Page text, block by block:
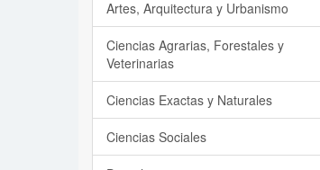
Artes, Arquitectura y Urbanismo
Ciencias Agrarias, Forestales y
Veterinarias
Ciencias Exactas y Naturales
Ciencias Sociales